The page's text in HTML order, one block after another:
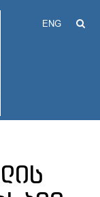
ENG